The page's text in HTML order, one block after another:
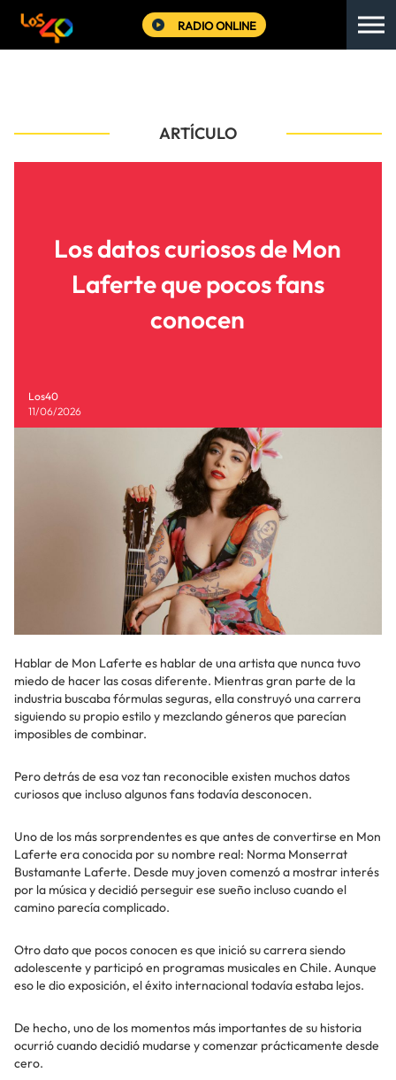
RADIO ONLINE
ARTÍCULO
Los datos curiosos de Mon
Laferte que pocos fans
conocen
Los40
11/06/2026
Hablar de Mon Laferte es hablar de una artista que nunca tuvo
miedo de hacer las cosas diferente. Mientras gran parte de la
industria buscaba fórmulas seguras, ella construyó una carrera
siguiendo su propio estilo y mezclando géneros que parecían
imposibles de combinar.
Pero detrás de esa voz tan reconocible existen muchos datos
curiosos que incluso algunos fans todavía desconocen.
Uno de los más sorprendentes es que antes de convertirse en Mon
Laferte era conocida por su nombre real: Norma Monserrat
Bustamante Laferte. Desde muy joven comenzó a mostrar interés
por la música y decidió perseguir ese sueño incluso cuando el
camino parecía complicado.
Otro dato que pocos conocen es que inició su carrera siendo
adolescente y participó en programas musicales en Chile. Aunque
eso le dio exposición, el éxito internacional todavía estaba lejos.
De hecho, uno de los momentos más importantes de su historia
ocurrió cuando decidió mudarse y comenzar prácticamente desde
cero.